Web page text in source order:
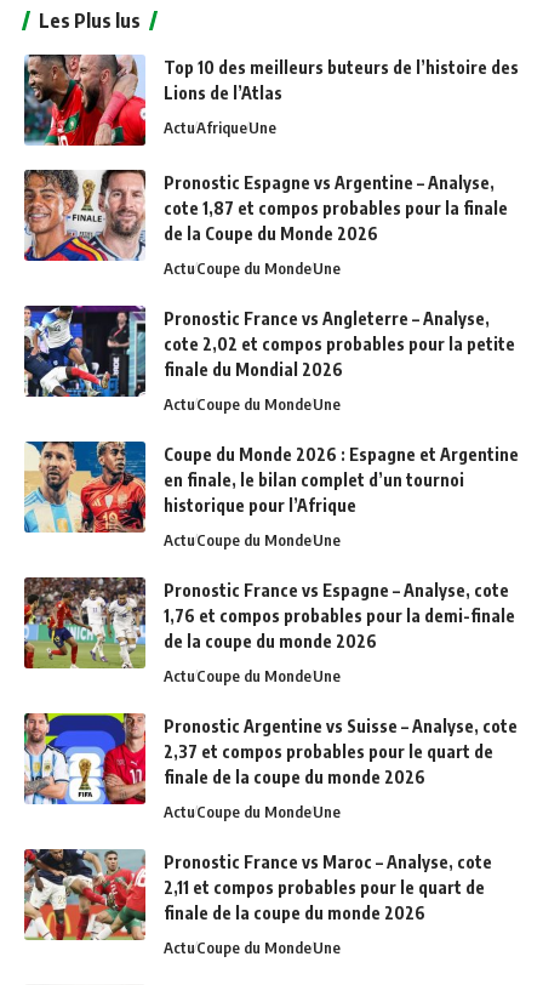
Les Plus lus
Top 10 des meilleurs buteurs de l’histoire des
Lions de l’Atlas
ActuAfriqueUne
Pronostic Espagne vs Argentine – Analyse,
cote 1,87 et compos probables pour la finale
de la Coupe du Monde 2026
ActuCoupe du MondeUne
Pronostic France vs Angleterre – Analyse,
cote 2,02 et compos probables pour la petite
finale du Mondial 2026
ActuCoupe du MondeUne
Coupe du Monde 2026 : Espagne et Argentine
en finale, le bilan complet d’un tournoi
historique pour l’Afrique
ActuCoupe du MondeUne
Pronostic France vs Espagne – Analyse, cote
1,76 et compos probables pour la demi-finale
de la coupe du monde 2026
ActuCoupe du MondeUne
Pronostic Argentine vs Suisse – Analyse, cote
2,37 et compos probables pour le quart de
finale de la coupe du monde 2026
ActuCoupe du MondeUne
Pronostic France vs Maroc – Analyse, cote
2,11 et compos probables pour le quart de
finale de la coupe du monde 2026
ActuCoupe du MondeUne